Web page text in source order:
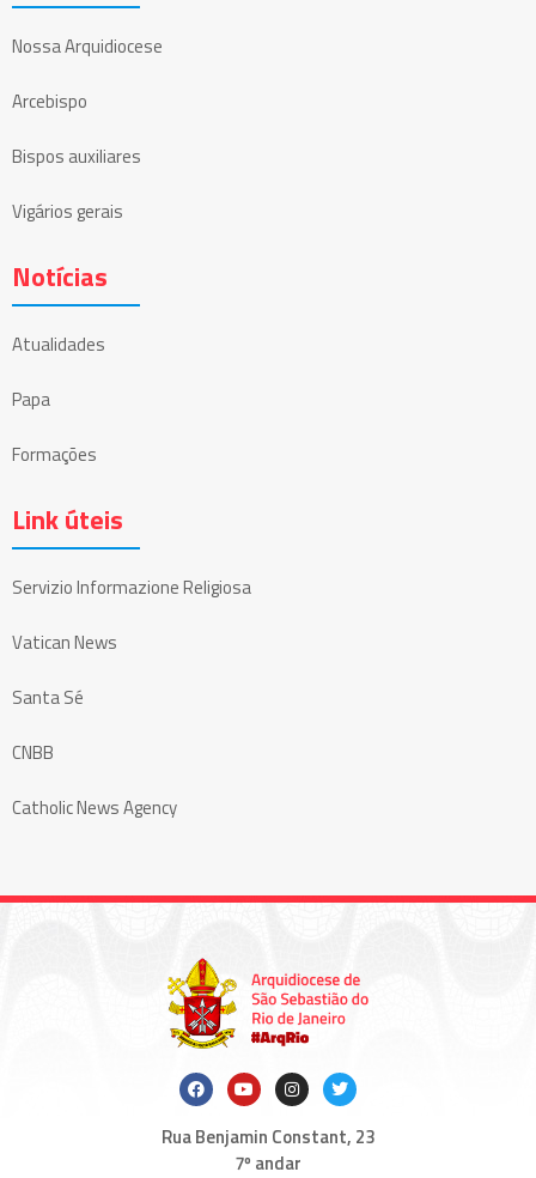
Nossa Arquidiocese
Arcebispo
Bispos auxiliares
Vigários gerais
Notícias
Atualidades
Papa
Formações
Link úteis
Servizio Informazione Religiosa
Vatican News
Santa Sé
CNBB
Catholic News Agency
Rua Benjamin Constant, 23
7º andar